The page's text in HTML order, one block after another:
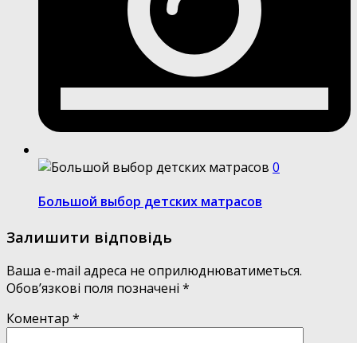
0
Большой выбор детских матрасов
Залишити відповідь
Ваша e-mail адреса не оприлюднюватиметься.
Обов’язкові поля позначені *
Коментар *